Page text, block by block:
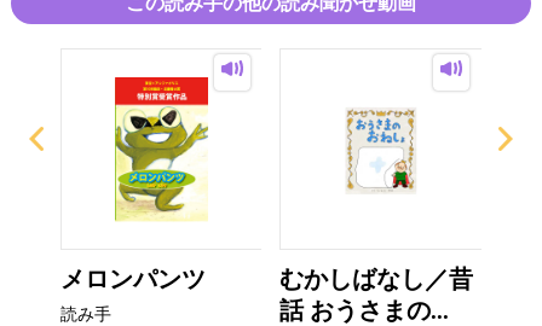
メロンパンツ
読み手
むかしばなし／昔
話 おうさまの...